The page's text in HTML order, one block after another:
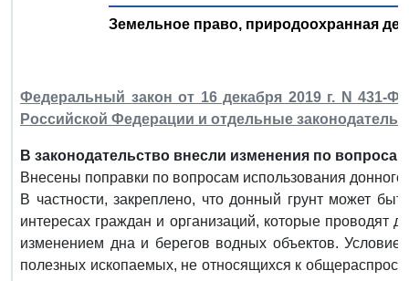
Земельное право, природоохранная
Федеральный закон от 16 декабря 2019 г. N 431-
Российской Федерации и отдельные
В законодательство внесли изменения по
Внесены поправки по вопросам использования донного
В частности, закреплено, что донный грунт может
интересах граждан и организаций, которые проводят
изменением дна и берегов водных объектов.
полезных ископаемых, не относящихся к